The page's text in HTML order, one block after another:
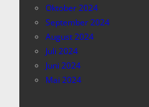
Oktober 2024
September 2024
August 2024
Juli 2024
Juni 2024
Mai 2024